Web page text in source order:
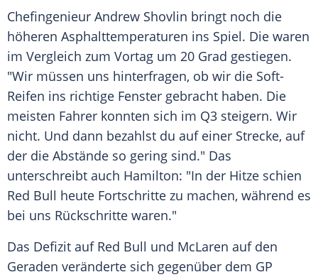
Chefingenieur Andrew Shovlin bringt noch die
höheren Asphalttemperaturen ins Spiel. Die waren
im Vergleich zum Vortag um 20 Grad gestiegen.
"Wir müssen uns hinterfragen, ob wir die Soft-
Reifen ins richtige Fenster gebracht haben. Die
meisten Fahrer konnten sich im Q3 steigern. Wir
nicht. Und dann bezahlst du auf einer Strecke, auf
der die Abstände so gering sind." Das
unterschreibt auch Hamilton: "In der Hitze schien
Red Bull heute Fortschritte zu machen, während es
bei uns Rückschritte waren."
Das Defizit auf Red Bull und McLaren auf den
Geraden veränderte sich gegenüber dem GP